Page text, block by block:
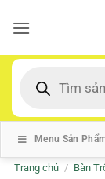
qua
dung
kiếm
Menu Sản
Trang chủ / Bàn